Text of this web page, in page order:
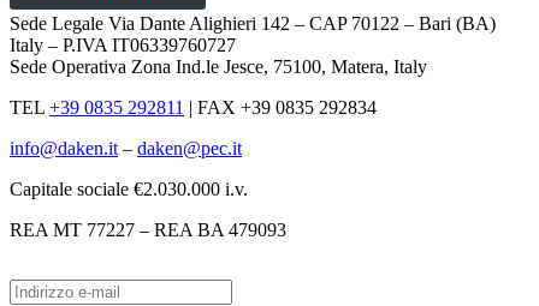
Sede Legale Via Dante Alighieri 142 – CAP 70122 – Bari (BA)
Italy – P.IVA IT06339760727
Sede Operativa Zona Ind.le Jesce, 75100, Matera, Italy
TEL +39 0835 292811 | FAX +39 0835 292834
info@daken.it – daken@pec.it
Capitale sociale €2.030.000 i.v.
REA MT 77227 – REA BA 479093